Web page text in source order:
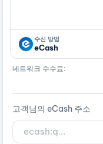
수신 방법
eCash
네트워크 수수료:
고객님의 eCash 주소